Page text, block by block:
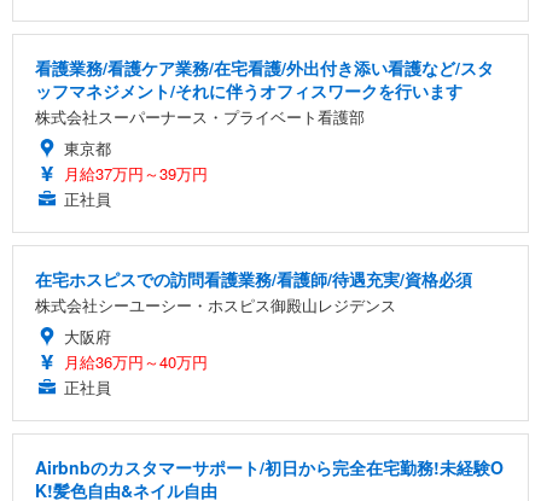
看護業務/看護ケア業務/在宅看護/外出付き添い看護など/スタ
ッフマネジメント/それに伴うオフィスワークを行います
株式会社スーパーナース・プライベート看護部
東京都
月給37万円～39万円
正社員
在宅ホスピスでの訪問看護業務/看護師/待遇充実/資格必須
株式会社シーユーシー・ホスピス御殿山レジデンス
大阪府
月給36万円～40万円
正社員
Airbnbのカスタマーサポート/初日から完全在宅勤務!未経験O
K!髪色自由&ネイル自由